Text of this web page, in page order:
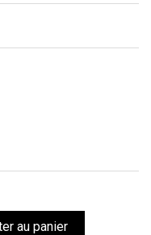
au panier